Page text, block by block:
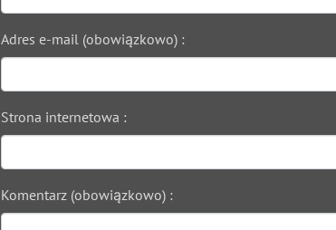
Adres e-mail (obowiązkowo) :
Strona internetowa :
Komentarz (obowiązkowo) :